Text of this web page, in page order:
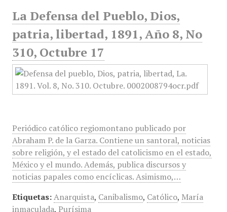
La Defensa del Pueblo, Dios,
patria, libertad, 1891, Año 8, No
310, Octubre 17
Periódico católico regiomontano publicado por
Abraham P. de la Garza. Contiene un santoral, noticias
sobre religión, y el estado del catolicismo en el estado,
México y el mundo. Además, publica discursos y
noticias papales como encíclicas. Asimismo,…
Etiquetas: Anarquista, Canibalismo, Católico, María
inmaculada, Purísima